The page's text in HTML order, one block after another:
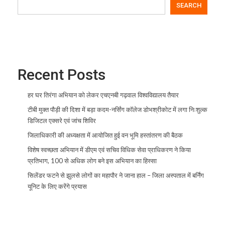
SEARCH
Recent Posts
हर घर तिरंगा अभियान को लेकर एचएनबी गढ़वाल विश्वविद्यालय तैयार
टीबी मुक्त पौड़ी की दिशा में बड़ा कदम-नर्सिंग कॉलेज डोभश्रीकोट में लगा निःशुल्क
डिजिटल एक्सरे एवं जांच शिविर
जिलाधिकारी की अध्यक्षता में आयोजित हुई वन भूमि हस्तांतरण की बैठक
विशेष स्वच्छता अभियान में डीएम एवं सचिव विधिक सेवा प्राधिकरण ने किया
प्रतिभाग, 100 से अधिक लोग बने इस अभियान का हिस्सा
सिलेंडर फटने से झुलसे लोगों का महापौर ने जाना हाल – जिला अस्पताल में बर्निंग
यूनिट के लिए करेंगे प्रयास